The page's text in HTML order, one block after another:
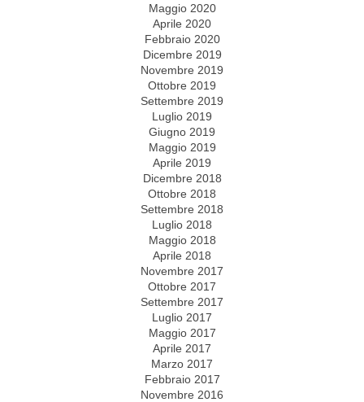
Maggio 2020
Aprile 2020
Febbraio 2020
Dicembre 2019
Novembre 2019
Ottobre 2019
Settembre 2019
Luglio 2019
Giugno 2019
Maggio 2019
Aprile 2019
Dicembre 2018
Ottobre 2018
Settembre 2018
Luglio 2018
Maggio 2018
Aprile 2018
Novembre 2017
Ottobre 2017
Settembre 2017
Luglio 2017
Maggio 2017
Aprile 2017
Marzo 2017
Febbraio 2017
Novembre 2016